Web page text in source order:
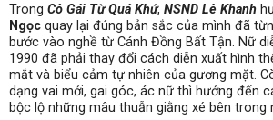
Trong Cô Gái Từ Quá Khứ, NSND Lê Khanh
Ngọc quay lại đúng bản sắc của mình đã
bước vào nghề từ Cánh Đồng Bất Tận. Nữ
1990 đã phải thay đổi cách diễn xuất hình
mắt và biểu cảm tự nhiên của gương mặt.
dạng vai mới, gai góc, ác nữ thì hướng đến
bộc lộ những mâu thuẫn giằng xé bên trong